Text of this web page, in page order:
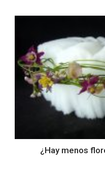
¿Hay menos